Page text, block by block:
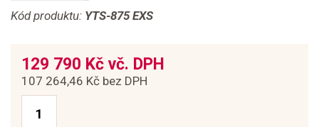
Kód produktu: YTS-875 EXS
129 790 Kč vč. DPH
107 264,46 Kč bez DPH